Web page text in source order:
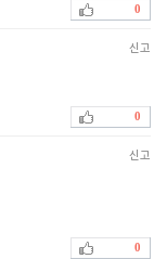
0
신고
0
신고
0